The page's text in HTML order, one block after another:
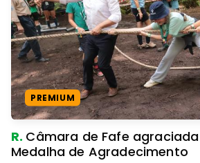
PREMIUM
R. Câmara de Fafe agraciada
Medalha de Agradecimento